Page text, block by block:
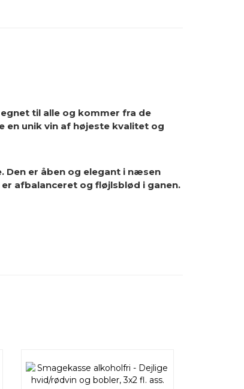
til alle og kommer fra de
en unik vin af højeste kvalitet og
er åben og elegant i næsen
afbalanceret og fløjlsblød i ganen.